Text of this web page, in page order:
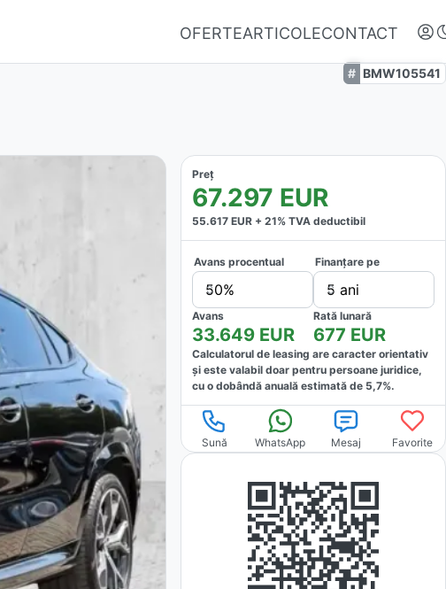
OFERTEARTICOLECONTACT
Autentifică-te
Nu ai oferte favorite
BMW105541
Preț
67.297 EUR
55.617 EUR + 21% TVA deductibil
Avans procentual
50%
Finanțare pe
5 ani
Avans
33.649 EUR
Rată lunară
677 EUR
Calculatorul de leasing are caracter orientativ
și este valabil doar pentru persoane juridice,
cu o dobândă anuală estimată de 5,7%.
Sună WhatsApp Mesaj Favorite